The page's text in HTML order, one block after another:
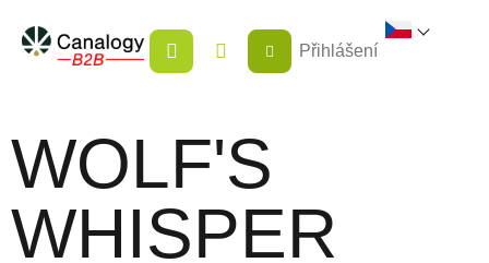
obsah
NÁKUPNÍ
KOŠÍK
Přihlášení
WOLF'S
WHISPER